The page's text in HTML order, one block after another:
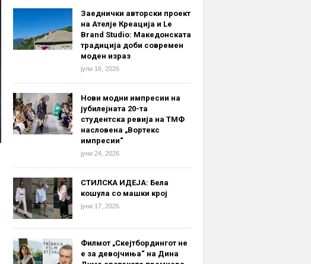
Заеднички авторски проект
на Ателје Креација и Le
Brand Studio: Македонската
традиција доби современ
моден израз
јули 16, 2026
Нови модни импресии на
јубилејната 20-та
студентска ревија на ТМФ
насловена „Вортекс
импресии“
јуни 24, 2026
СТИЛСКА ИДЕЈА: Бела
кошула со машки крој
јуни 17, 2026
Филмот „Скејтбордингот не
е за девојчиња“ на Дина